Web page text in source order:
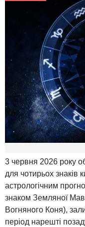
3 червня 2026 року
для чотирьох знаків
астрологічним
знаком Земляної
Вогняного Коня),
період нарешті